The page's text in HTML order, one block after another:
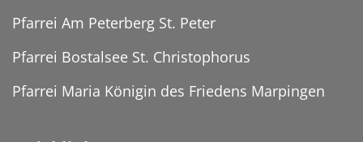
Pfarrei Am Peterberg St. Peter
Pfarrei Bostalsee St. Christophorus
Pfarrei Maria Königin des Friedens Marpingen